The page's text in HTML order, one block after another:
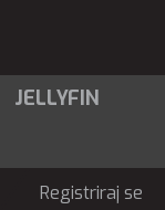
JELLYFIN
Registriraj se